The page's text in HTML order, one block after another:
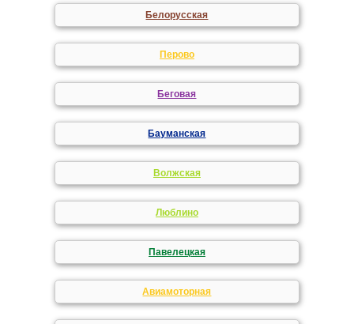
Белорусская
Перово
Беговая
Бауманская
Волжская
Люблино
Павелецкая
Авиамоторная